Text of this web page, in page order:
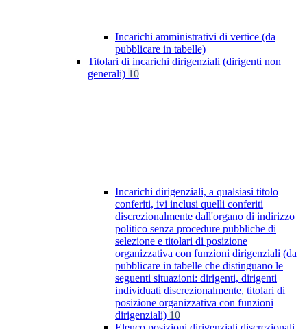
Incarichi amministrativi di vertice (da
pubblicare in tabelle)
Titolari di incarichi dirigenziali (dirigenti non
generali) 10
Incarichi dirigenziali, a qualsiasi titolo
conferiti, ivi inclusi quelli conferiti
discrezionalmente dall'organo di indirizzo
politico senza procedure pubbliche di
selezione e titolari di posizione
organizzativa con funzioni dirigenziali (da
pubblicare in tabelle che distinguano le
seguenti situazioni: dirigenti, dirigenti
individuati discrezionalmente, titolari di
posizione organizzativa con funzioni
dirigenziali) 10